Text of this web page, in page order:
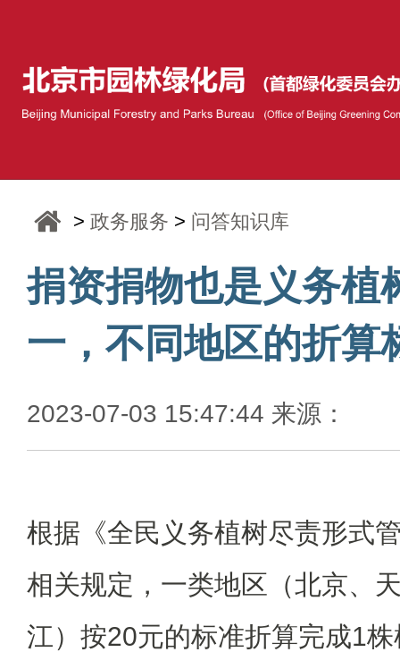
>政务服务 > 问答知识库
捐资捐物也是义务植
一，不同地区的折算
2023-07-03 15:47:44 来源：
根据《全民义务植树尽责形式
相关规定，一类地区（北京、
江）按20元的标准折算完成1